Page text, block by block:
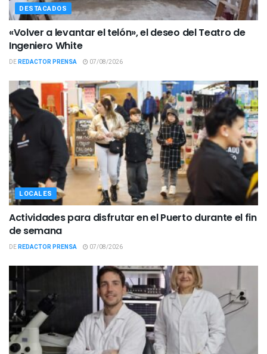
DESTACADOS
«Volver a levantar el telón», el deseo del Teatro de
Ingeniero White
DEREDACTOR PRENSA 07/08/2026
LOCALES
Actividades para disfrutar en el Puerto durante el fin
de semana
DEREDACTOR PRENSA 07/08/2026